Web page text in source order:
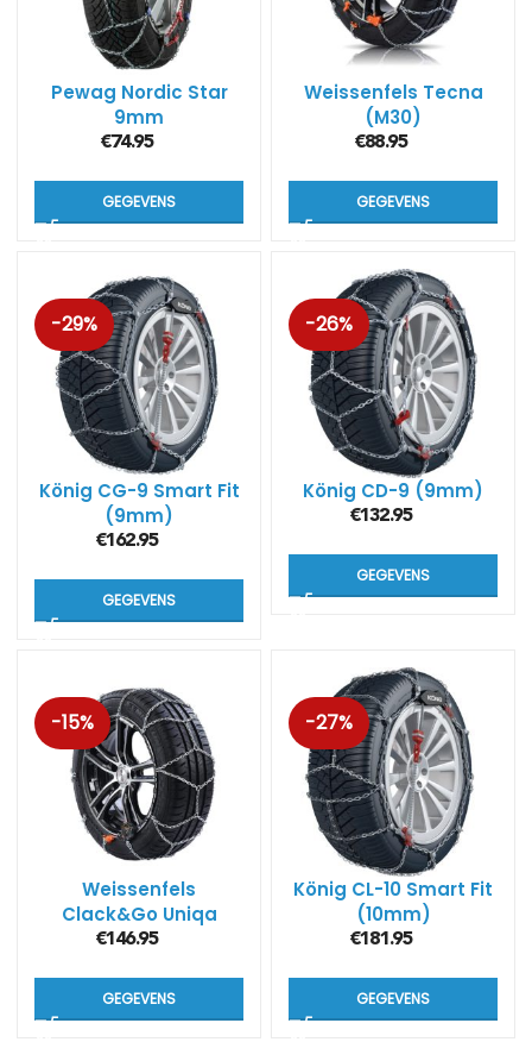
Pewag Nordic Star
9mm
€74.95
GEGEVENS
Weissenfels Tecna
(M30)
€88.95
GEGEVENS
-29%
König CG-9 Smart Fit
(9mm)
€162.95
GEGEVENS
-26%
König CD-9 (9mm)
€132.95
GEGEVENS
-15%
Weissenfels
Clack&Go Uniqa
(M32)
€146.95
GEGEVENS
-27%
König CL-10 Smart Fit
(10mm)
€181.95
GEGEVENS